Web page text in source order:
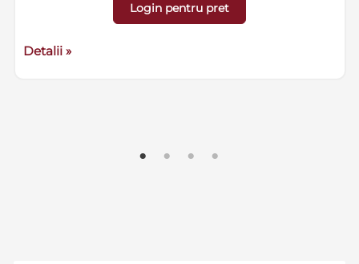
Login pentru pret
Detalii »